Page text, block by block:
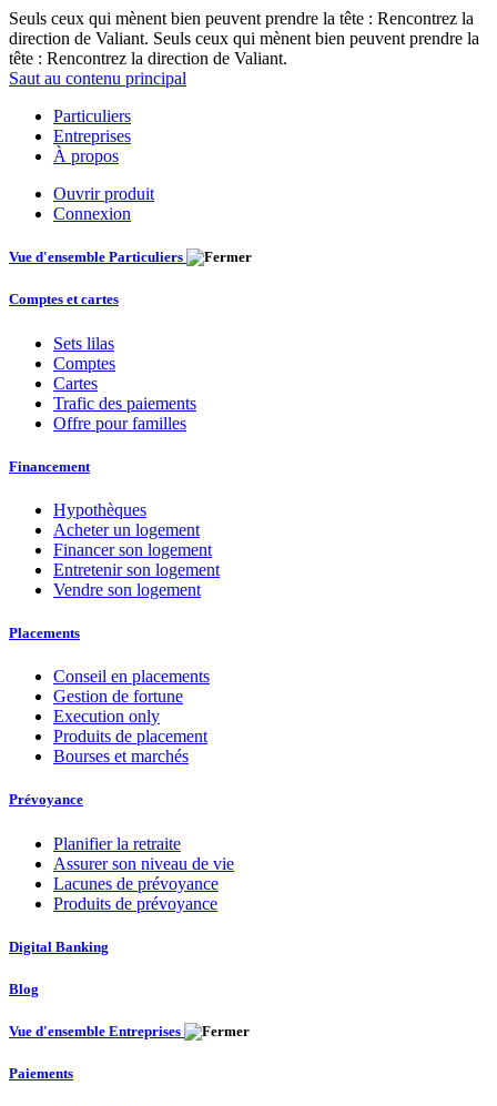
Seuls ceux qui mènent bien peuvent prendre la tête : Rencontrez la
direction de Valiant. Seuls ceux qui mènent bien peuvent prendre la
tête : Rencontrez la direction de Valiant.
Saut au contenu principal
Particuliers
Entreprises
À propos
Ouvrir produit
Connexion
Vue d'ensemble Particuliers
Comptes et cartes
Sets lilas
Comptes
Cartes
Trafic des paiements
Offre pour familles
Financement
Hypothèques
Acheter un logement
Financer son logement
Entretenir son logement
Vendre son logement
Placements
Conseil en placements
Gestion de fortune
Execution only
Produits de placement
Bourses et marchés
Prévoyance
Planifier la retraite
Assurer son niveau de vie
Lacunes de prévoyance
Produits de prévoyance
Digital Banking
Blog
Vue d'ensemble Entreprises
Paiements